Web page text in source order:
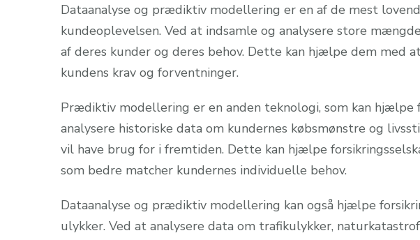
Dataanalyse og prædiktiv modellering er en af de mest
kundeoplevelsen. Ved at indsamle og analysere store
af deres kunder og deres behov. Dette kan hjælpe dem med
kundens krav og forventninger.
Prædiktiv modellering er en anden teknologi, som kan
analysere historiske data om kundernes købsmønstre og
vil have brug for i fremtiden. Dette kan hjælpe
som bedre matcher kundernes individuelle behov.
Dataanalyse og prædiktiv modellering kan også hjælpe
ulykker. Ved at analysere data om trafikulykker,